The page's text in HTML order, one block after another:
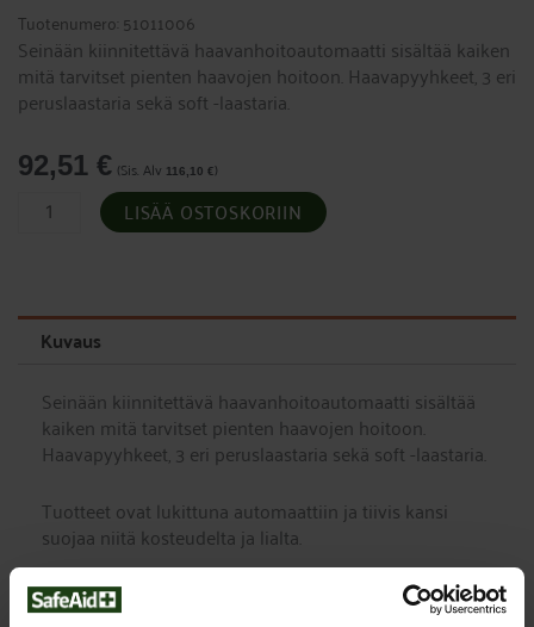
Tuotenumero: 51011006
Seinään kiinnitettävä haavanhoitoautomaatti sisältää kaiken
mitä tarvitset pienten haavojen hoitoon. Haavapyyhkeet, 3 eri
peruslaastaria sekä soft -laastaria.
92,51 € (Sis. Alv 116,10 €)
Haavanhoitoautomaatti,
Cederroth LISÄÄ OSTOSKORIIN
Kuvaus
Seinään kiinnitettävä haavanhoitoautomaatti sisältää
kaiken mitä tarvitset pienten haavojen hoitoon.
Haavapyyhkeet, 3 eri peruslaastaria sekä soft -laastaria.
Tuotteet ovat lukittuna automaattiin ja tiivis kansi
suojaa niitä kosteudelta ja lialta.
Haavanhoitoautomaatti on loistava valinta paikkoihin,
joissa laastareita kuluu paljon.